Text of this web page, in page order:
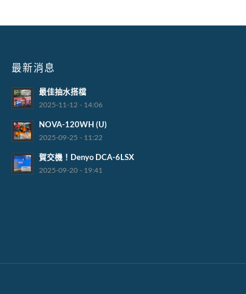
最新消息
最佳抽水搭檔
2025-11-12 - 14:06
NOVA-120WH (U)
2025-09-25 - 11:22
賀交機！Denyo DCA-6LSX
2025-09-20 - 19:41